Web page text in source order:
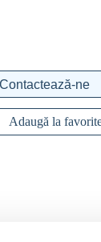
Contactează-ne
Adaugă la